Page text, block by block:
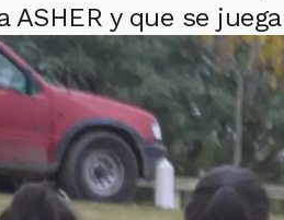
ASHER y que se